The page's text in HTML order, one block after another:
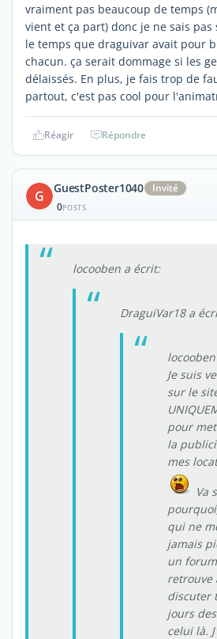
vraiment pas beaucoup de temps
vient et ça part) donc je ne sais
le temps que draguivar avait pour
chacun. ça serait dommage si les
délaissés. En plus, je fais trop de
partout, c'est pas cool pour
Réagir Répondre
G GuestPoster1040
Invité
0POSTS
locooben a écrit:
DraguiVar18 a
Je suis
sur le
pour
la
mes
Va
qui ne
jamais
un
retrouve
discuter
jours
celui là.